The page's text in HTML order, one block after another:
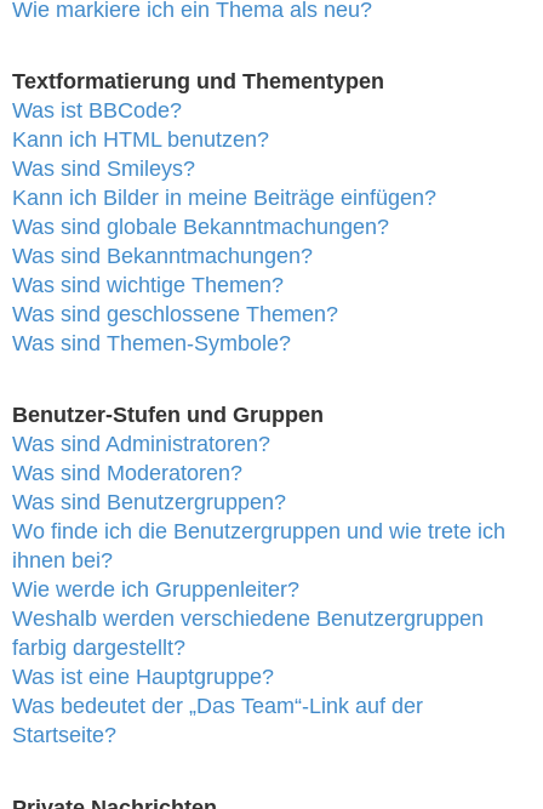
Wie markiere ich ein Thema als neu?
Textformatierung und Thementypen
Was ist BBCode?
Kann ich HTML benutzen?
Was sind Smileys?
Kann ich Bilder in meine Beiträge einfügen?
Was sind globale Bekanntmachungen?
Was sind Bekanntmachungen?
Was sind wichtige Themen?
Was sind geschlossene Themen?
Was sind Themen-Symbole?
Benutzer-Stufen und Gruppen
Was sind Administratoren?
Was sind Moderatoren?
Was sind Benutzergruppen?
Wo finde ich die Benutzergruppen und wie trete ich
ihnen bei?
Wie werde ich Gruppenleiter?
Weshalb werden verschiedene Benutzergruppen
farbig dargestellt?
Was ist eine Hauptgruppe?
Was bedeutet der „Das Team“-Link auf der
Startseite?